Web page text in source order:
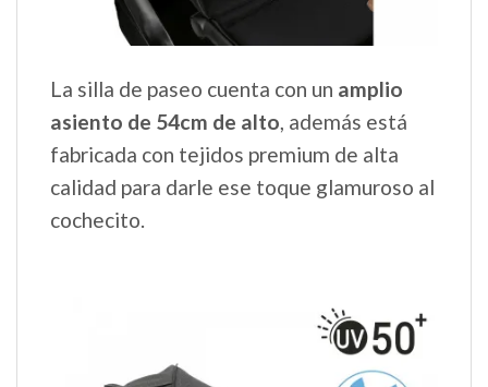
La silla de paseo cuenta con un amplio
asiento de 54cm de alto, además está
fabricada con tejidos premium de alta
calidad para darle ese toque glamuroso al
cochecito.